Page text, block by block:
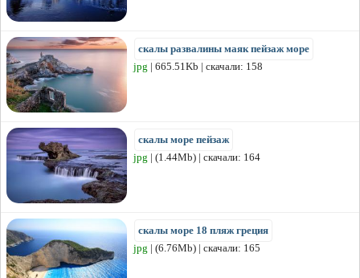
скалы развалины маяк пейзаж море
jpg | 665.51Kb | скачали: 158
скалы море пейзаж
jpg | (1.44Mb) | скачали: 164
скалы море 18 пляж греция
jpg | (6.76Mb) | скачали: 165